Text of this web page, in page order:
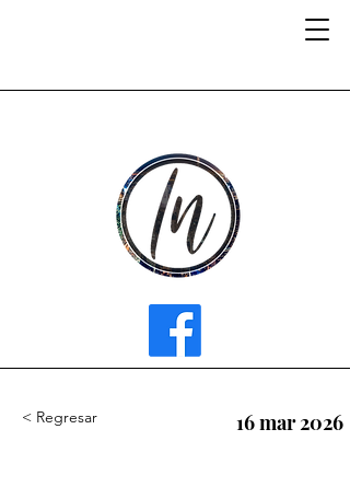
< Regresar 16 mar 2026